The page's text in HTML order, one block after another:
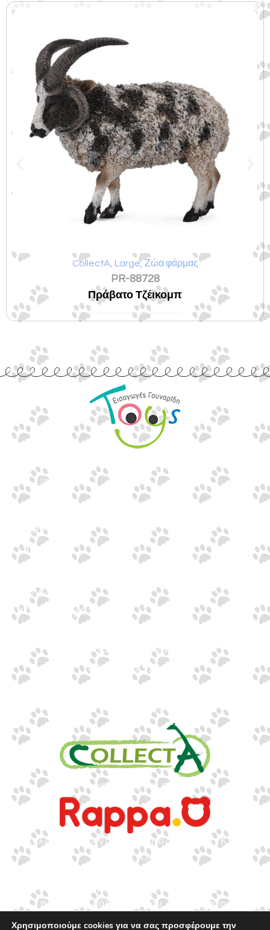
CollectA Large, Ζώα φάρμας
PR-88728
Πράβατο Τζέικομπ
Γουναρίδη
Quick Links
Αρχική
Προϊόντα
Τράπεζες
Επικοινωνία
Ιωνος Δραγούμη 14
+30 2310 277104
+30 2310 551560
info@gounaridis.com
www.collecta.gr
www.rappa.gr
Αποκλειστικός Αντιπρόσωπος Ελλάδα, Κύπρο,
Μάλτα & Αλβανία
©2026.
Ιωακείμ Γουναρίδης & Σια Ο.Ε. – Με
επιφύλαξη κάθε νόμιμου δικαιώματος.
Χρησιμοποιούμε cookies για να σας προσφέρουμε την